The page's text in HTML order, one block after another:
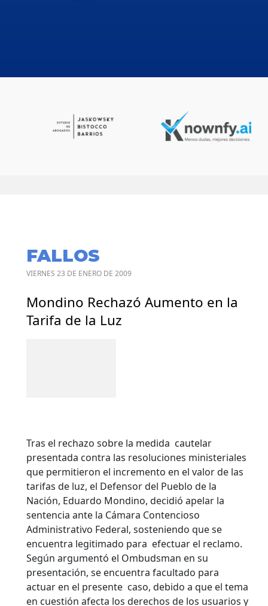
FALLOS
VIERNES 23 DE ENERO DE 2009
Mondino Rechazó Aumento en la
Tarifa de la Luz
Tras el rechazo sobre la medida cautelar
presentada contra las resoluciones ministeriales
que permitieron el incremento en el valor de las
tarifas de luz, el Defensor del Pueblo de la
Nación, Eduardo Mondino, decidió apelar la
sentencia ante la Cámara Contencioso
Administrativo Federal, sosteniendo que se
encuentra legitimado para efectuar el reclamo.
Según argumentó el Ombudsman en su
presentación, se encuentra facultado para
actuar en el presente caso, debido a que el tema
en cuestión afecta los derechos de los usuarios y